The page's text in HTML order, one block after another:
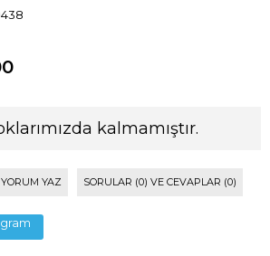
kalmamıştır.
YORUM YAZ SORULAR (0) VE CEVAPLAR (0)